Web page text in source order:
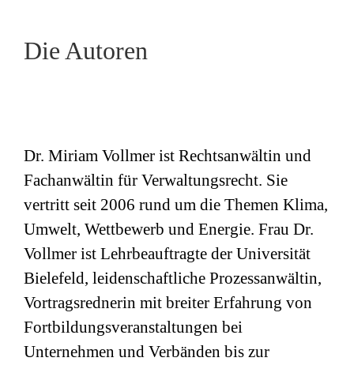
Die Autoren
Dr. Miriam Vollmer ist Rechtsanwältin und
Fachanwältin für Verwaltungsrecht. Sie
vertritt seit 2006 rund um die Themen Klima,
Umwelt, Wettbewerb und Energie. Frau Dr.
Vollmer ist Lehrbeauftragte der Universität
Bielefeld, leidenschaftliche Prozessanwältin,
Vortragsrednerin mit breiter Erfahrung von
Fortbildungsveranstaltungen bei
Unternehmen und Verbänden bis zur